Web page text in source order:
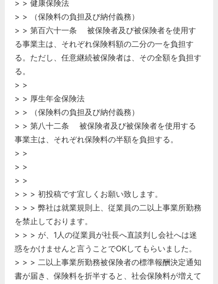
> > 健康保険法
> > （保険料の負担及び納付義務）
> > 第百六十一条 被保険者及び被保険者を使用す
る事業主は、それぞれ保険料額の二分の一を負担す
る。ただし、任意継続被保険者は、その全額を負担す
る。
> >
> > 厚生年金保険法
> > （保険料の負担及び納付義務）
> > 第八十二条 被保険者及び被保険者を使用する
事業主は、それぞれ保険料の半額を負担する。
> >
> >
> >
> > > 初投稿です宜しくお願い致します。
> > > 弊社は就業規則上、従業員の二以上事業所勤務
を禁止しております。
> > > が、1人の従業員が社長へ直談判し会社へは迷
惑をかけませんと言うことでOKしてもらいました。
> > > 二以上事業所勤務被保険者の標準報酬決定通知
書が届き、保険料を折半すると、社会保険料が増えて
どのカテゴリーに投稿しますか？
選択してください
労務管理
税務経理
総務の給湯室
秘書のノウハウ